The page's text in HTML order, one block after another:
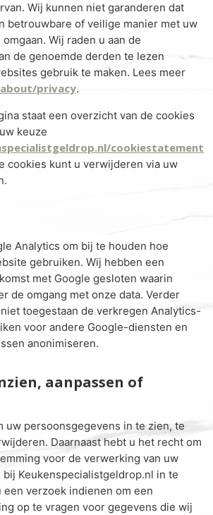
Wij kunnen niet garanderen dat
betrouwbare of veilige manier met uw
Wij raden u aan de
de genoemde derden te lezen
gebruik te maken. Lees meer
privacy.
staat een overzicht van de cookies
keuze
cookiestatement
cookies kunt u verwijderen via uw
Analytics om bij te houden hoe
gebruiken. Wij hebben een
met Google gesloten waarin
de omgang met onze data. Verder
toegestaan de verkregen Analytics-
voor andere Google-diensten en
anonimiseren.
aanpassen of
uw persoonsgegevens in te zien, te
Daarnaast hebt u het recht om
voor de verwerking van uw
Keukenspecialistgeldrop.nl in te
een verzoek indienen om een
op te vragen voor gegevens die wij